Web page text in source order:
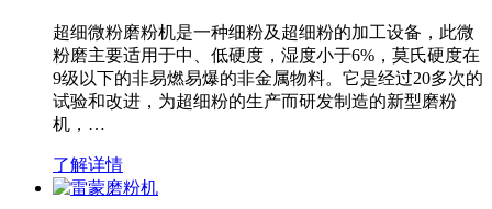
超细微粉磨粉机是一种细粉及超细粉的加工设备，此微
粉磨主要适用于中、低硬度，湿度小于6%，莫氏硬度在
9级以下的非易燃易爆的非金属物料。它是经过20多次的
试验和改进，为超细粉的生产而研发制造的新型磨粉
机，…
了解详情